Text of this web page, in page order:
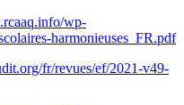
wp-
harmonieuses_FR.pdf
fr/revues/ef/2021-v49-